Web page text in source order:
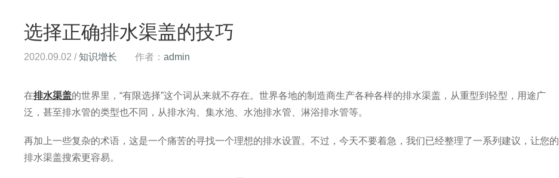
选择正确排水渠盖的技巧
2020.09.02 /知识增长 作者：admin
在排水渠盖的世界里，“有限选择”这个词从来就不存在。世界各地的制造商生产各种各样的排水渠盖，从重型到轻型，用途广
泛，甚至排水管的类型也不同，从排水沟、集水池、水池排水管、淋浴排水管等。
再加上一些复杂的术语，这是一个痛苦的寻找一个理想的排水设置。不过，今天不要着急，我们已经整理了一系列建议，让您的
排水渠盖搜索更容易。